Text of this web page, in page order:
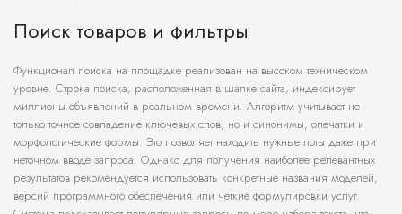
Поиск товаров и фильтры
Функционал поиска на площадке реализован на высоком техническом
уровне. Строка поиска, расположенная в шапке сайта, индексирует
миллионы объявлений в реальном времени. Алгоритм учитывает не
только точное совпадение ключевых слов, но и синонимы, опечатки и
морфологические формы. Это позволяет находить нужные лоты даже при
неточном вводе запроса. Однако для получения наиболее релевантных
результатов рекомендуется использовать конкретные названия моделей,
версий программного обеспечения или четкие формулировки услуг.